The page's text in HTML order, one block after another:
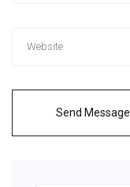
Send Message